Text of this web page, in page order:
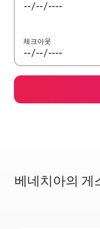
체크아웃
베네치아의 게